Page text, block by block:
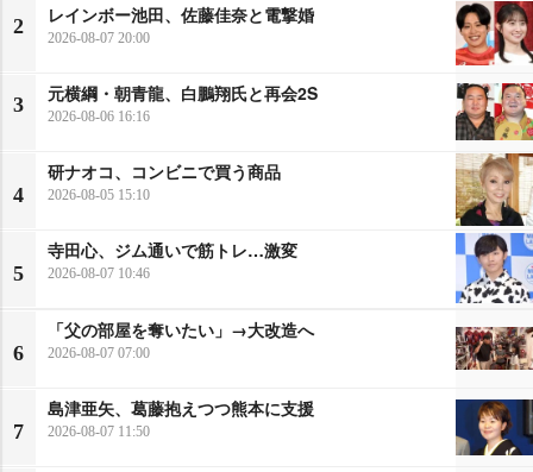
2
レインボー池田、佐藤佳奈と電撃婚
2026-08-07 20:00
3
元横綱・朝青龍、白鵬翔氏と再会2S
2026-08-06 16:16
4
研ナオコ、コンビニで買う商品
2026-08-05 15:10
5
寺田心、ジム通いで筋トレ…激変
2026-08-07 10:46
6
「父の部屋を奪いたい」→大改造へ
2026-08-07 07:00
7
島津亜矢、葛藤抱えつつ熊本に支援
2026-08-07 11:50